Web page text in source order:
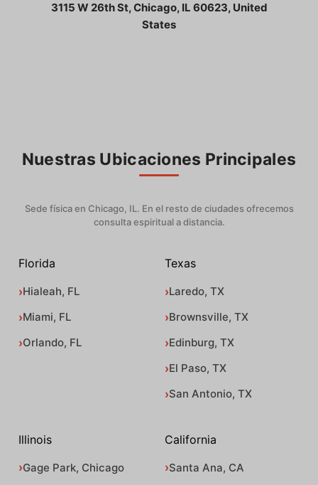
3115 W 26th St, Chicago, IL 60623, United
States
Nuestras Ubicaciones Principales
Sede física en Chicago, IL. En el resto de ciudades ofrecemos
consulta espiritual a distancia.
Florida
Hialeah, FL
Miami, FL
Orlando, FL
Texas
Laredo, TX
Brownsville, TX
Edinburg, TX
El Paso, TX
San Antonio, TX
Illinois
Gage Park, Chicago
California
Santa Ana, CA